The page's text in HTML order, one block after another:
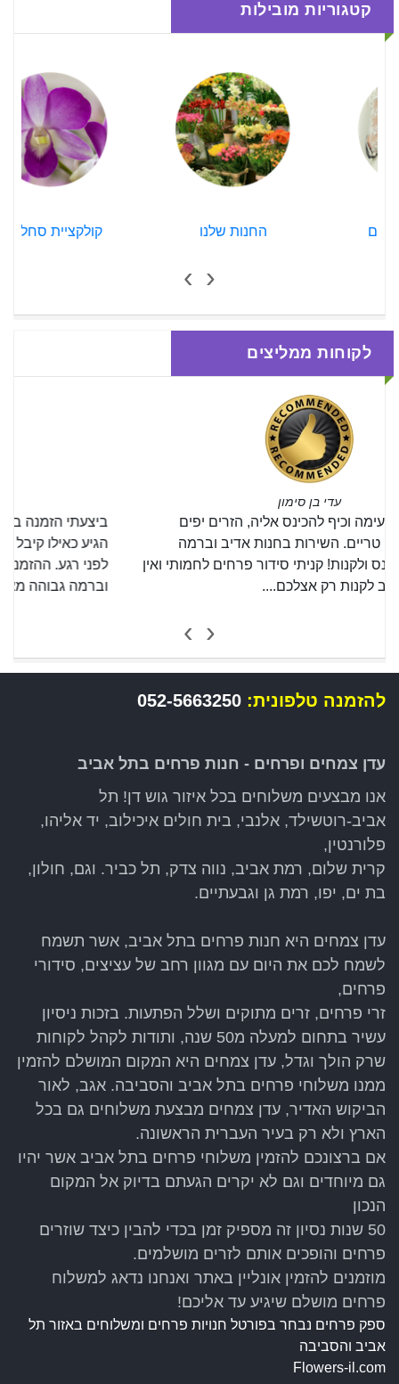
קטגוריות מובילות
החנות שלנו קולקציית סחלבים
‹
›
לקוחות ממליצים
ביצעתי הזמנה באתר, המשלוח הגיע בזמן כמובטח, הזר
הגיע כאילו קיבל פינוק כל הנסיעה :) טרי ורענן כאילו נשזר
לפני רגע. ההזמנה באתר קלה ונוחה, המשלוח מגיע מהר
וברמה גבוהה מאוד. תודה! ...
‹
›
להזמנה טלפונית: 052-5663250
עדן צמחים ופרחים - חנות פרחים בתל אביב
אנו מבצעים משלוחים בכל איזור גוש דן! תל
אביב-רוטשילד, אלנבי, בית חולים איכילוב, יד אליהו,
פלורנטין,
קרית שלום, רמת אביב, נווה צדק, תל כביר. וגם, חולון,
בת ים, יפו, רמת גן וגבעתיים.
עדן צמחים היא חנות פרחים בתל אביב, אשר תשמח
לשמח לכם את היום עם מגוון רחב של עציצים, סידורי
פרחים,
זרי פרחים, זרים מתוקים ושלל הפתעות. בזכות ניסיון
עשיר בתחום למעלה מ50 שנה, ותודות לקהל לקוחות
שרק הולך וגדל, עדן צמחים היא המקום המושלם להזמין
ממנו משלוחי פרחים בתל אביב והסביבה. אגב, לאור
הביקוש האדיר, עדן צמחים מבצעת משלוחים גם בכל
הארץ ולא רק בעיר העברית הראשונה.
אם ברצונכם להזמין משלוחי פרחים בתל אביב אשר יהיו
גם מיוחדים וגם לא יקרים הגעתם בדיוק אל המקום
הנכון
50 שנות נסיון זה מספיק זמן בכדי להבין כיצד שוזרים
פרחים והופכים אותם לזרים מושלמים.
מוזמנים להזמין אונליין באתר ואנחנו נדאג למשלוח
פרחים מושלם שיגיע עד אליכם!
ספק פרחים נבחר בפורטל חנויות פרחים ומשלוחים באזור תל
אביב והסביבה
Flowers-il.com